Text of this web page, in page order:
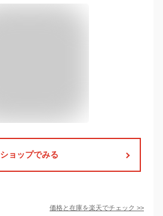
ショップでみる
価格と在庫を楽天でチェック >>